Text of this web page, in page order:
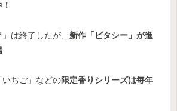
は終了したが、 新作「ビタシー」が進
いちご」などの限定香りシリーズは毎年